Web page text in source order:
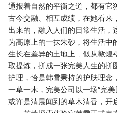
通报着自然的平衡之道，都有它
古今交融、相互成绩，在她看来
出来的，融入人们的日常生活，
为高原上的一抹朱砂，将生活中
生长在差异的土地上，似从敦煌
取提炼，拼成一张完美人生的拼
护理，恰是韩雪秉持的护肤理念
一草一木，完美公司以一场“完美
或许是清晨闻到的草木清香，开